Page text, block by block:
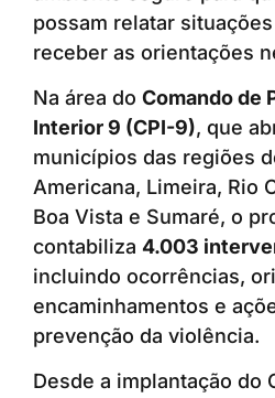
possam relatar
receber as orientações
Na área do Comando de
Interior 9 (CPI-9), que
municípios das regiões
Americana, Limeira, Rio
Boa Vista e Sumaré, o
contabiliza 4.003
incluindo ocorrências,
encaminhamentos e
prevenção da violência.
Desde a implantação do